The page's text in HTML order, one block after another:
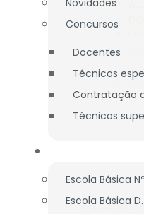
Novidades
Concursos
Docentes
Técnicos
Contratação
Técnicos
Escola Básica
Escola Básica
© 2026